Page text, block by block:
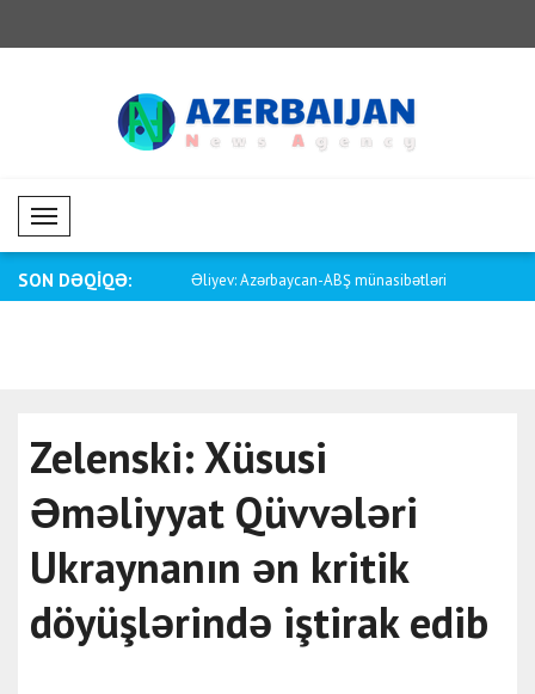
Mobil Menü
SON DƏQİQƏ:
ABŞ münasibətləri Vance: Bu, avtomobil işçilərinin bir maa..
Zelenski: Xüsusi
Əməliyyat Qüvvələri
Ukraynanın ən kritik
döyüşlərində iştirak edib